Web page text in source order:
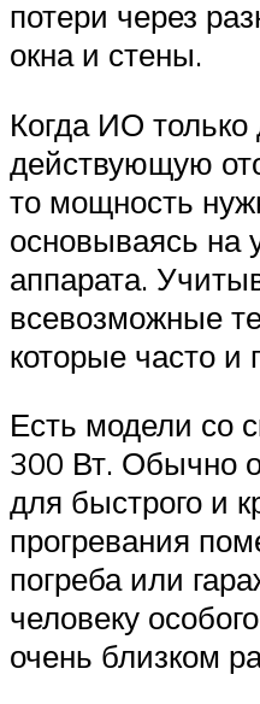
потери через
окна и стены.
Когда ИО только
действующую
то мощность
основываясь на
аппарата.
всевозможные
которые часто и
Есть модели со
300 Вт. Обычно
для быстрого и
прогревания
погреба или
человеку
очень близком